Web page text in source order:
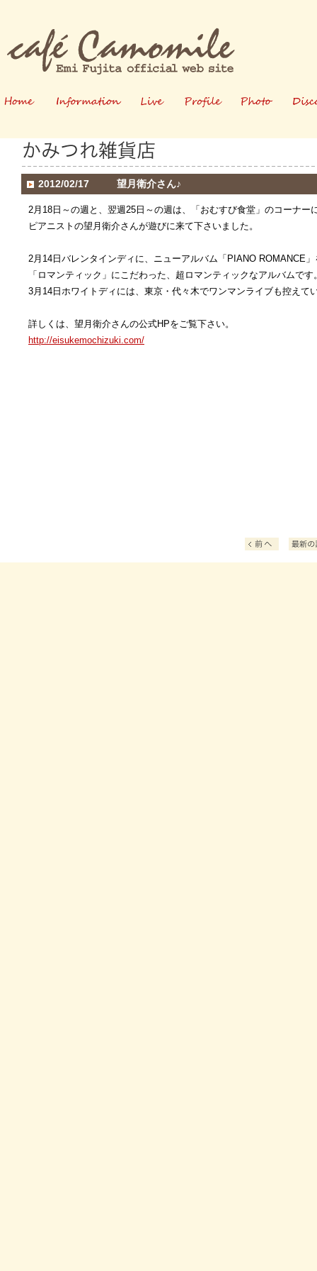
ホーム 情報 ライブ
プロフィー
写真
2012/02/17 望月衛介さん♪
2月18日～の週と、翌週25日～の週は、「おむすび食堂」のコーナー
ピアニストの望月衛介さんが遊びに来て下さいました。
2月14日バレンタインディに、ニューアルバム「PIANO ROMANCE
「ロマンティック」にこだわった、超ロマンティックなアルバムです
3月14日ホワイトディには、東京・代々木でワンマンライブも控えて
詳しくは、望月衛介さんの公式HPをご覧下さい。
http://eisukemochizuki.com/